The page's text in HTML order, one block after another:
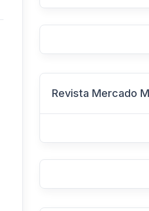
Revista Mercado